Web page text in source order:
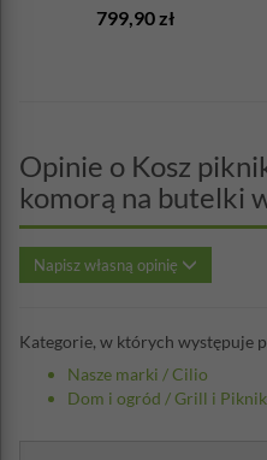
799,90 zł
Opinie o Kosz
komorą na butelki
Napisz własną opinię
Kategorie, w których występuje
Nasze marki /Cilio
Dom i ogród /Grill i Piknik